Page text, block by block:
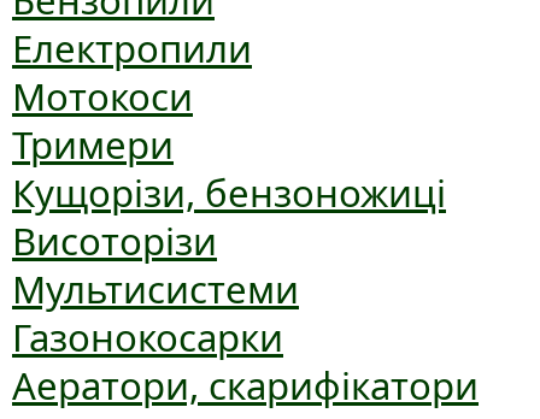
Електропили
Мотокоси
Тримери
Кущорізи, бензоножиці
Висоторізи
Мультисистеми
Газонокосарки
Аератори, скарифікатори